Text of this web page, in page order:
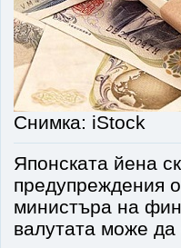
Снимка: iStock
Японската йена
предупреждения
министъра на
валутата може